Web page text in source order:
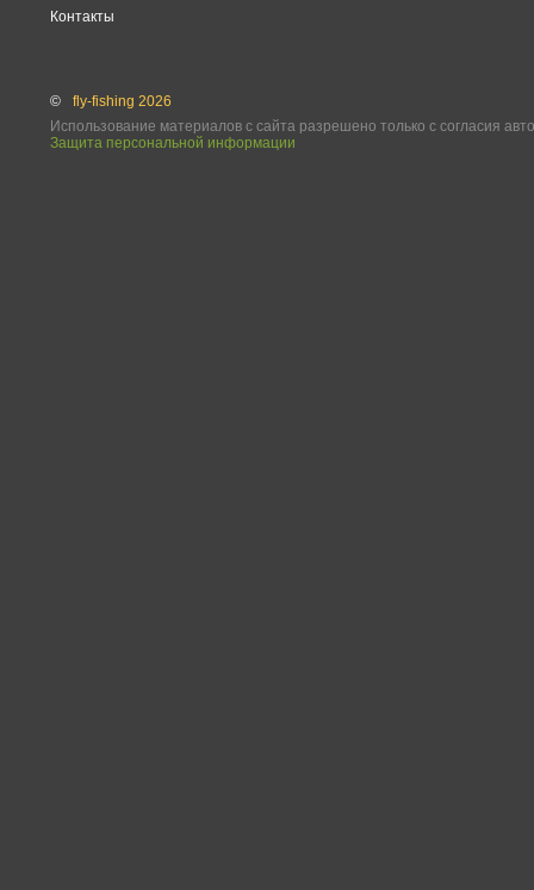
Контакты
©
fly-fishing 2026
Использование материалов с сайта разрешено только с согласия
Защита персональной информации